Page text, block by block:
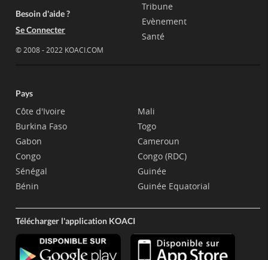
Besoin d'aide ?
Se Connecter
© 2008 - 2022 KOACI.COM
Tribune
Evènement
Santé
Pays
Côte d'Ivoire
Burkina Faso
Gabon
Congo
Sénégal
Bénin
Mali
Togo
Cameroun
Congo (RDC)
Guinée
Guinée Equatorial
Télécharger l'application KOACI